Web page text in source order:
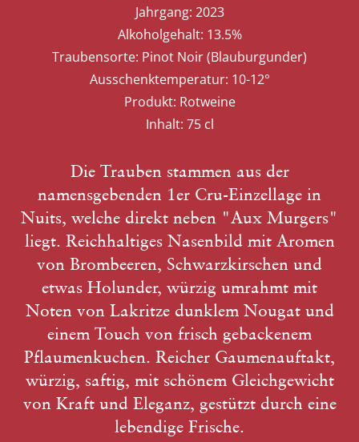
Jahrgang: 2023
Alkoholgehalt: 13.5%
Traubensorte: Pinot Noir (Blauburgunder)
Ausschenktemperatur: 10-12°
Produkt: Rotweine
Inhalt: 75 cl
Die Trauben stammen aus der
namensgebenden 1er Cru-Einzellage in
Nuits, welche direkt neben "Aux Murgers"
liegt. Reichhaltiges Nasenbild mit Aromen
von Brombeeren, Schwarzkirschen und
etwas Holunder, würzig umrahmt mit
Noten von Lakritze dunklem Nougat und
einem Touch von frisch gebackenem
Pflaumenkuchen. Reicher Gaumenauftakt,
würzig, saftig, mit schönem Gleichgewicht
von Kraft und Eleganz, gestützt durch eine
lebendige Frische.